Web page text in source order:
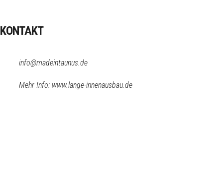
KONTAKT
info@madeintaunus.de
Mehr Info: www.lange-innenausbau.de